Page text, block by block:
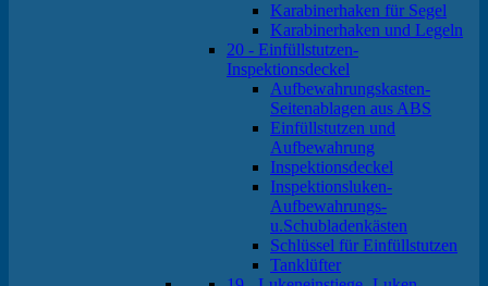
Karabinerhaken für Segel
Karabinerhaken und Legeln
20 - Einfüllstutzen-
Inspektionsdeckel
Aufbewahrungskasten-
Seitenablagen aus ABS
Einfüllstutzen und
Aufbewahrung
Inspektionsdeckel
Inspektionsluken-
Aufbewahrungs-
u.Schubladenkästen
Schlüssel für Einfüllstutzen
Tanklüfter